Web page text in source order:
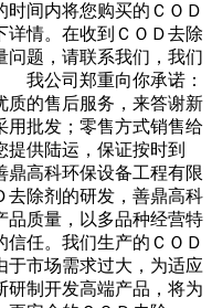
间内将您购买的ＣＯＤ
详情。在收到ＣＯＤ去除
问题，请联系我们，我们
公司郑重向你承诺：
质的售后服务，来答谢新
用批发；零售方式销售给
供陆运，保证按时到
科环保设备工程有限
去除剂的研发，善鼎高科
品质量，以多品种经营特
任。我们生产的ＣＯＤ
于市场需求过大，为适应
研制开发高端产品，将为